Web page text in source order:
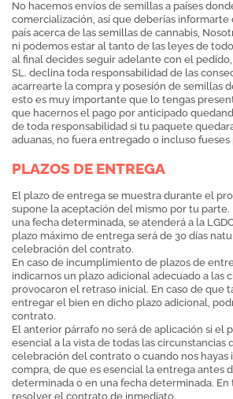
No hacemos envíos de semillas a países
comercialización, así que deberías
país acerca de las semillas de cannabis,
ni podemos estar al tanto de las leyes de
al final decides seguir adelante con el pedido,
SL. declina toda responsabilidad de las
acarrearte la compra y posesión de semillas
esto es muy importante que lo tengas
que hacernos el pago por anticipado
de toda responsabilidad si tu paquete
aduanas, no fuera entregado o incluso
PLAZOS DE ENTREGA
El plazo de entrega se muestra durante el
supone la aceptación del mismo por tu parte.
una fecha determinada, se atenderá a la
plazo máximo de entrega será de 30 días
celebración del contrato.
En caso de incumplimiento de plazos de
indicarnos un plazo adicional adecuado a las
provocaron el retraso inicial. En caso de que
entregar el bien en dicho plazo adicional,
contrato.
El anterior párrafo no será de aplicación si el
esencial a la vista de todas las circunstancias
celebración del contrato o cuando nos hayas
compra, de que es esencial la entrega antes
determinada o en una fecha determinada. En
resolver el contrato de inmediato.